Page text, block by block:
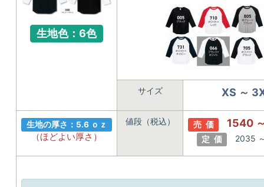
生地色：6色
サイズ XS ～
生地の厚さ：5.6 ｏｚ
（ほどよい厚さ）
値段（税込） 売 価 1540
定 価 2035